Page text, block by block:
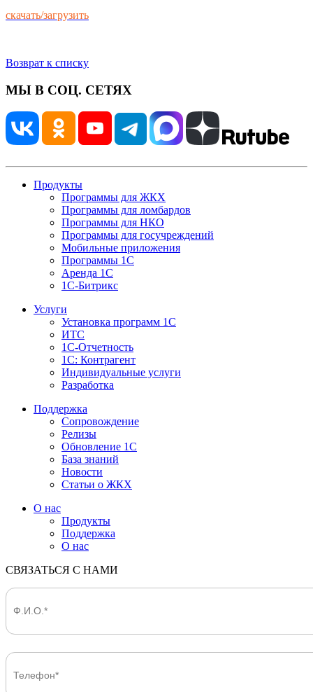
скачать/загрузить
Возврат к списку
МЫ В СОЦ. СЕТЯХ
Продукты
Программы для ЖКХ
Программы для ломбардов
Программы для НКО
Программы для госучреждений
Мобильные приложения
Программы 1С
Аренда 1С
1С-Битрикс
Услуги
Установка программ 1С
ИТС
1С-Отчетность
1С: Контрагент
Индивидуальные услуги
Разработка
Поддержка
Сопровождение
Релизы
Обновление 1С
База знаний
Новости
Статьи о ЖКХ
О нас
Продукты
Поддержка
О нас
СВЯЗАТЬСЯ С НАМИ